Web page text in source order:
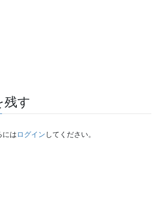
残す
にはログイン してください。